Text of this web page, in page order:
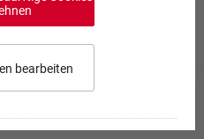
bearbeiten